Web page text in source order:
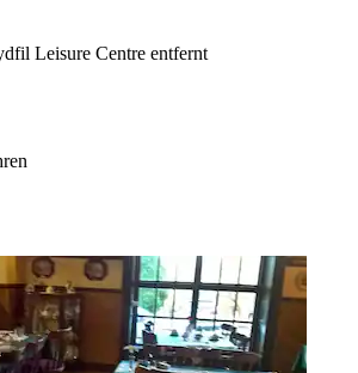
Leisure Centre entfernt